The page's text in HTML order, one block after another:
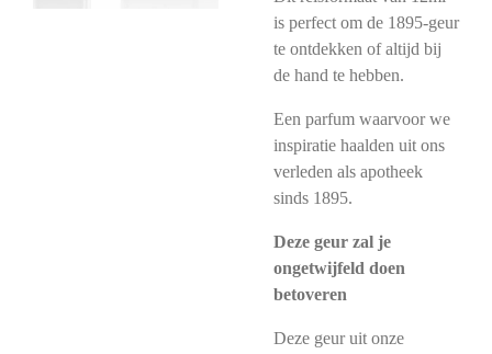
is perfect om de 1895-geur
te ontdekken of altijd bij
de hand te hebben.
Een parfum waarvoor we
inspiratie haalden uit ons
verleden als apotheek
sinds 1895.
Deze geur zal je
ongetwijfeld doen
betoveren
Deze geur uit onze